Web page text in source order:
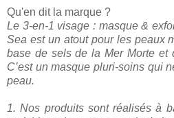
Qu'en dit la marque ?
Le 3-en-1 visage : masque &
Sea est un atout pour les peaux
base de sels de la Mer Morte et
C’est un masque pluri-soins qui
peau.
1. Nos produits sont réalisés à